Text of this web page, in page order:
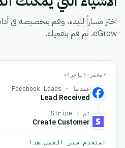
اختر مساراً للبدء، وقم بتخصيصه في
eGrow، ثم قم بتفعيله.
⚡ محفز →الإجراء
عندما · Facebook Leads
Lead Received
ثم · Stripe
Create Customer
استخدم سير العمل هذا